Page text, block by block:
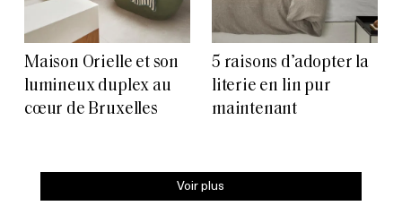
Maison Orielle et son
lumineux duplex au
cœur de Bruxelles
5 raisons d’adopter la
literie en lin pur
maintenant
Voir plus